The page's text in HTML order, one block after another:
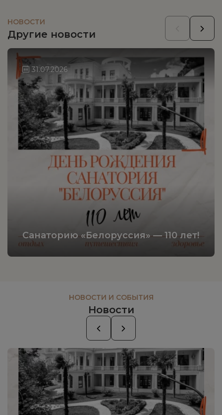
НОВОСТИ
Другие новости
31.07.2026
Санаторию «Белоруссия» — 110 лет!
НОВОСТИ И СОБЫТИЯ
Новости